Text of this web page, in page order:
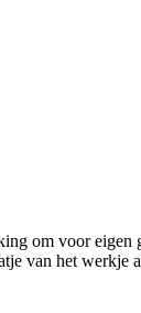
om voor
van het